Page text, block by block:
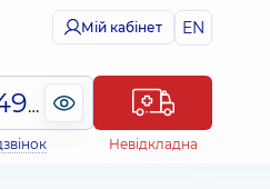
Мій кабінет EN
(044) 495-2-888
Невідкладна